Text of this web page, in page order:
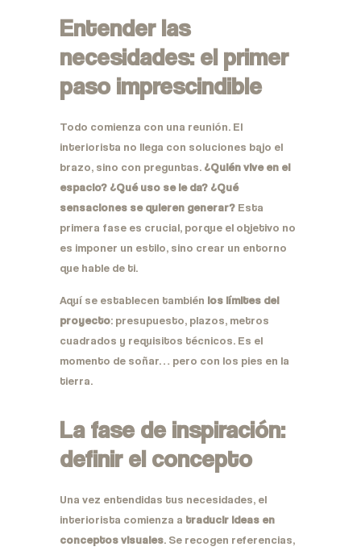
Entender las
necesidades: el primer
paso imprescindible
Todo comienza con una reunión. El
interiorista no llega con soluciones bajo el
brazo, sino con preguntas. ¿Quién vive en el
espacio? ¿Qué uso se le da? ¿Qué
sensaciones se quieren generar? Esta
primera fase es crucial, porque el objetivo no
es imponer un estilo, sino crear un entorno
que hable de ti.
Aquí se establecen también los límites del
proyecto: presupuesto, plazos, metros
cuadrados y requisitos técnicos. Es el
momento de soñar… pero con los pies en la
tierra.
La fase de inspiración:
definir el concepto
Una vez entendidas tus necesidades, el
interiorista comienza a traducir ideas en
conceptos visuales. Se recogen referencias,